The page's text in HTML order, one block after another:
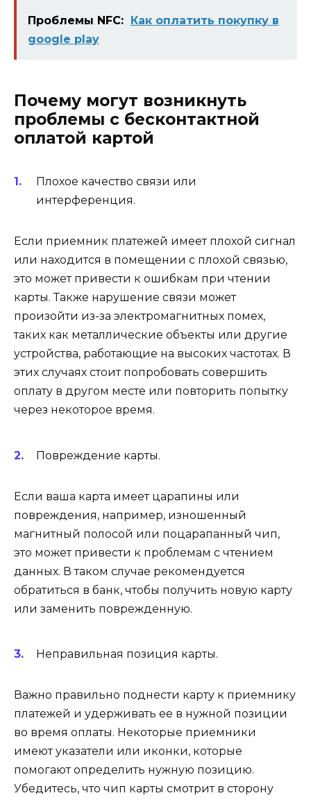
Проблемы NFC:
Как оплатить покупку в
google play
Почему могут возникнуть
проблемы с бесконтактной
оплатой картой
Плохое качество связи или
интерференция.
Если приемник платежей имеет плохой сигнал
или находится в помещении с плохой связью,
это может привести к ошибкам при чтении
карты. Также нарушение связи может
произойти из-за электромагнитных помех,
таких как металлические объекты или другие
устройства, работающие на высоких частотах. В
этих случаях стоит попробовать совершить
оплату в другом месте или повторить попытку
через некоторое время.
Повреждение карты.
Если ваша карта имеет царапины или
повреждения, например, изношенный
магнитный полосой или поцарапанный чип,
это может привести к проблемам с чтением
данных. В таком случае рекомендуется
обратиться в банк, чтобы получить новую карту
или заменить поврежденную.
Неправильная позиция карты.
Важно правильно поднести карту к приемнику
платежей и удерживать ее в нужной позиции
во время оплаты. Некоторые приемники
имеют указатели или иконки, которые
помогают определить нужную позицию.
Убедитесь, что чип карты смотрит в сторону